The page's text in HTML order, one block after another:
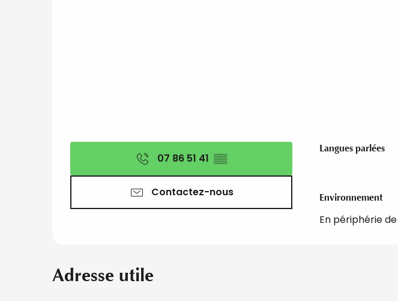
07 86 51 41 ▒▒
Contactez-nous
Langues parlées
Langues parlées
Environnement
Environnement
En périphérie
Adresse utile